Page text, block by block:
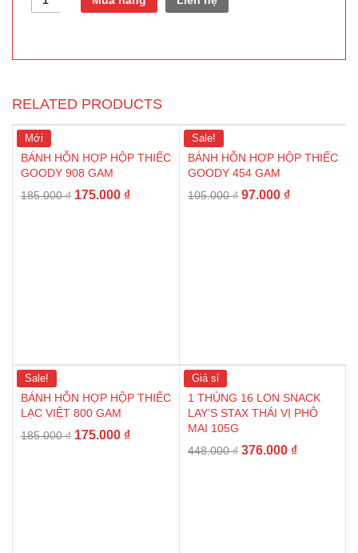
RELATED PRODUCTS
Mới
BÁNH HỖN HỢP HỘP THIẾC
GOODY 908 GAM
185.000₫ 175.000 ₫
Sale!
BÁNH HỖN HỢP HỘP THIẾC
GOODY 454 GAM
105.000₫ 97.000 ₫
Sale!
BÁNH HỖN HỢP HỘP THIẾC
LẠC VIỆT 800 GAM
185.000₫ 175.000 ₫
Giá sỉ
1 THÙNG 16 LON SNACK
LAY’S STAX THÁI VỊ PHÔ
MAI 105G
448.000₫ 376.000 ₫